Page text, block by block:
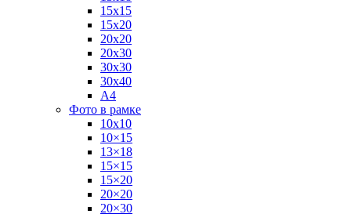
15х15
15х20
20х20
20х30
30х30
30х40
А4
Фото в рамке
10х10
10×15
13×18
15×15
15×20
20×20
20×30